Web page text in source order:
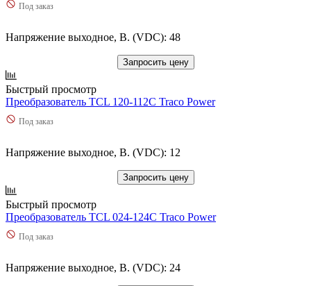
Под заказ
Напряжение выходное, В. (VDC): 48
Запросить цену
Быстрый просмотр
Преобразователь TCL 120-112C Traco Power
Под заказ
Напряжение выходное, В. (VDC): 12
Запросить цену
Быстрый просмотр
Преобразователь TCL 024-124C Traco Power
Под заказ
Напряжение выходное, В. (VDC): 24